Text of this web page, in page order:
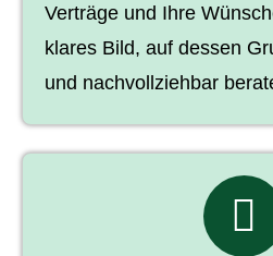
Verträge und Ihre
klares Bild, auf dessen
und nachvollziehbar